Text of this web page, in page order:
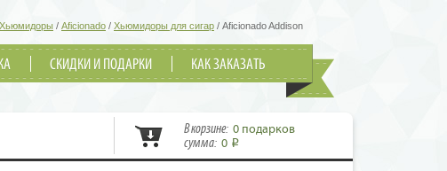
Хьюмидоры / Aficionado / Хьюмидоры для сигар / Aficionado Addison
СКИДКИ И ПОДАРКИ КАК ЗАКАЗАТЬ
В корзине: 0 подарков
сумма: 0 i